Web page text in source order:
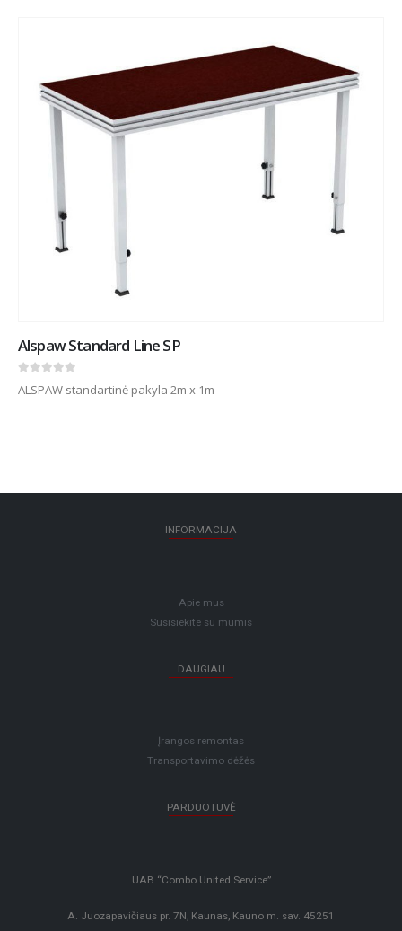
Alspaw Standard Line SP
ALSPAW standartinė pakyla 2m x 1m
INFORMACIJA
Apie mus
Susisiekite su mumis
DAUGIAU
Įrangos remontas
Transportavimo dėžės
PARDUOTUVĖ
UAB “Combo United Service”
A. Juozapavičiaus pr. 7N, Kaunas, Kauno m. sav. 45251